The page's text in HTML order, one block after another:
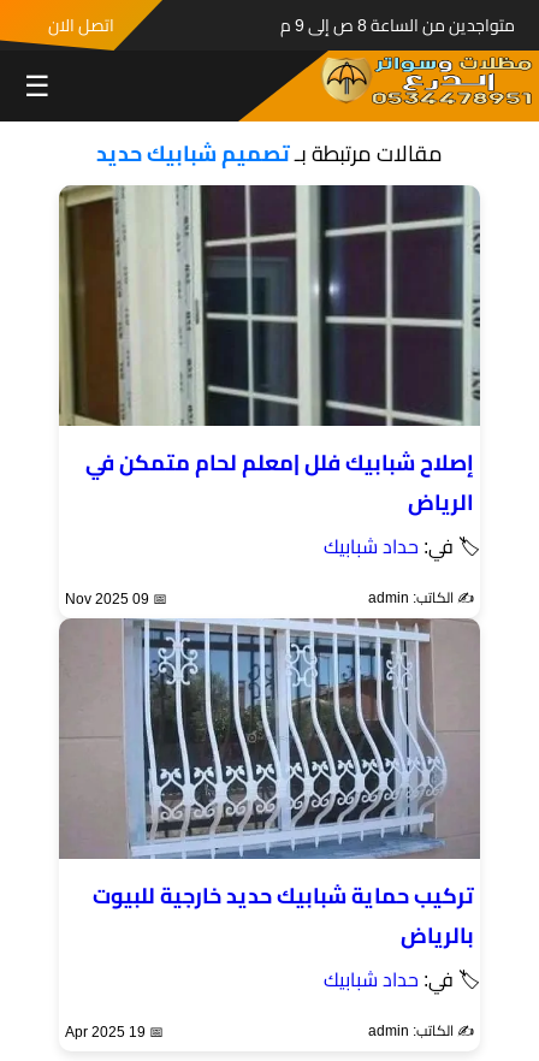
متواجدين من الساعة 8 ص إلى 9 م اتصل الان
☰
مقالات مرتبطة بـتصميم شبابيك حديد
إصلاح شبابيك فلل |معلم لحام متمكن في
الرياض
🏷 في: حداد شبابيك
✍️ الكاتب: admin 📅 09 Nov 2025
تركيب حماية شبابيك حديد خارجية للبيوت
بالرياض
🏷 في: حداد شبابيك
✍️ الكاتب: admin 📅 19 Apr 2025